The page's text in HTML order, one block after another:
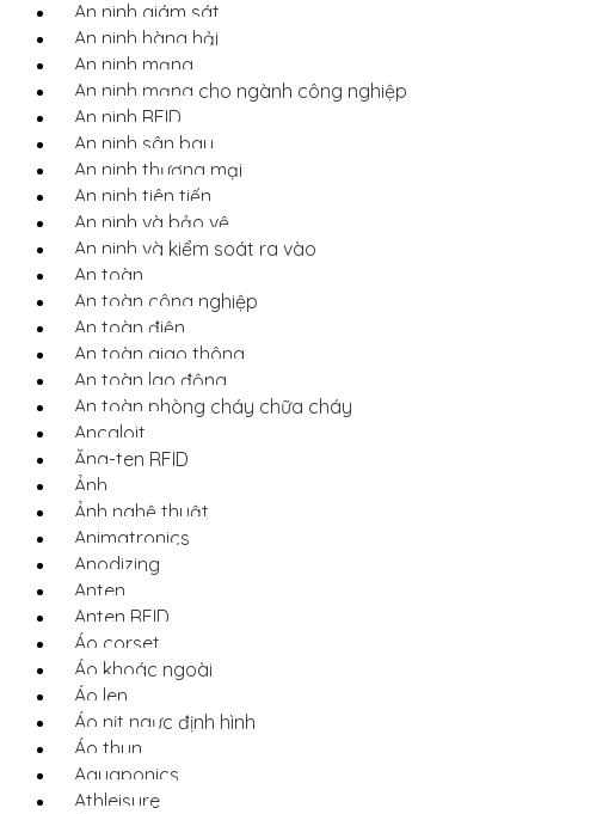
An ninh giám sát
An ninh hàng hải
An ninh mạng
An ninh mạng cho ngành công nghiệp
An ninh RFID
An ninh sân bay
An ninh thương mại
An ninh tiên tiến
An ninh và bảo vệ
An ninh và kiểm soát ra vào
An toàn
An toàn công nghiệp
An toàn điện
An toàn giao thông
An toàn lao động
An toàn phòng cháy chữa cháy
Ancaloit
Ăng-ten RFID
Ảnh
Ảnh nghệ thuật
Animatronics
Anodizing
Anten
Anten RFID
Áo corset
Áo khoác ngoài
Áo len
Áo nịt ngực định hình
Áo thun
Aquaponics
Athleisure